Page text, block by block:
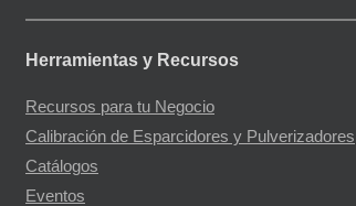
Herramientas y Recursos
Recursos para tu Negocio
Calibración de Esparcidores y Pulverizadores
Catálogos
Eventos